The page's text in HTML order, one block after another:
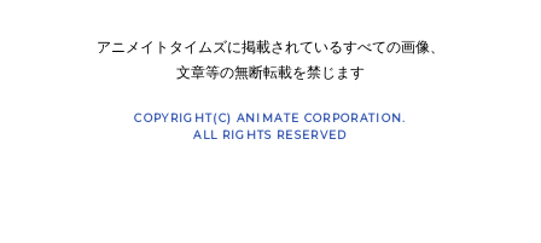
アニメイトタイムズに掲載されているすべての画像、
文章等の無断転載を禁じます
COPYRIGHT(C) ANIMATE CORPORATION.
ALL RIGHTS RESERVED